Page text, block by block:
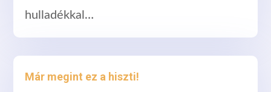
hulladékkal…
Már megint ez a hiszti!